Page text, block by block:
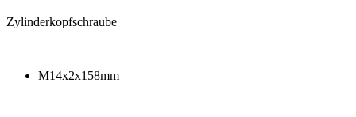
Zylinderkopfschraube
M14x2x158mm